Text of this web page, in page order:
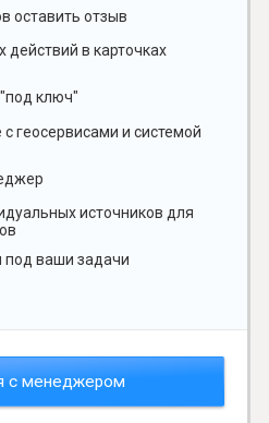
оставить отзыв
действий в карточках
"под ключ"
геосервисами и системой
источников для
под ваши задачи
с менеджером